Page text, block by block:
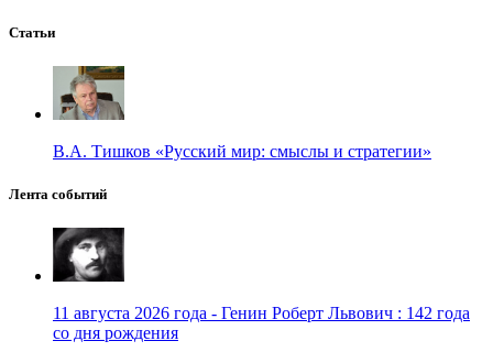
Статьи
В.А. Тишков «Русский мир: смыслы и стратегии»
Лента событий
11 августа 2026 года - Генин Роберт Львович : 142 года
со дня рождения